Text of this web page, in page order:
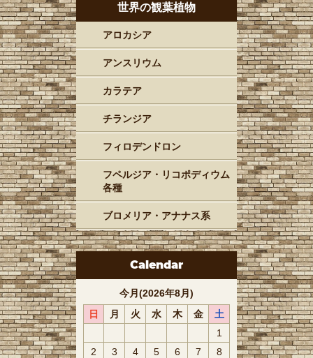
世界の観葉植物
アロカシア
アンスリウム
カラテア
チランジア
フィロデンドロン
フペルジア・リコポディウム
各種
ブロメリア・アナナス系
Calendar
今月(2026年8月)
日
月 火 水 木 金
土
1
2
3 4 5 6 7
8